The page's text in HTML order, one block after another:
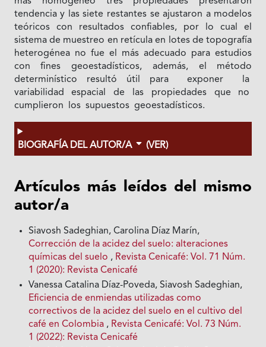
tendencia y las siete restantes se ajustaron a modelos
teóricos con resultados confiables, por lo cual el
sistema de muestreo en retícula en lotes de topografía
heterogénea no fue el más adecuado para estudios
con fines geoestadísticos, además, el método
determinístico resultó útil para exponer la
variabilidad espacial de las propiedades que no
cumplieron los supuestos geoestadísticos.
BIOGRAFÍA DEL AUTOR/A (VER)
Artículos más leídos del mismo
autor/a
Siavosh Sadeghian, Carolina Díaz Marín,
Corrección de la acidez del suelo: alteraciones
químicas del suelo , Revista Cenicafé: Vol. 71 Núm.
1 (2020): Revista Cenicafé
Vanessa Catalina Díaz-Poveda, Siavosh Sadeghian,
Eficiencia de enmiendas utilizadas como
correctivos de la acidez del suelo en el cultivo del
café en Colombia , Revista Cenicafé: Vol. 73 Núm.
1 (2022): Revista Cenicafé